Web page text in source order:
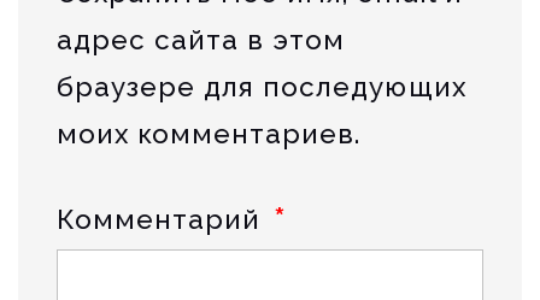
адрес сайта в этом
браузере для последующих
моих комментариев.
Комментарий *